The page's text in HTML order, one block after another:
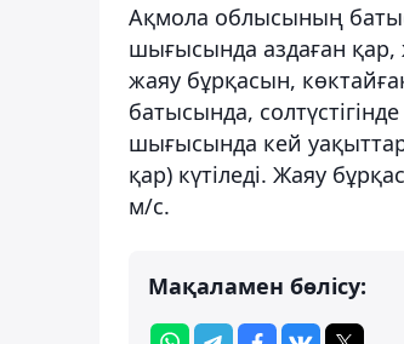
Ақмола облысының
шығысында аздаған
жаяу бұрқасын,
батысында,
шығысында кей
қар) күтіледі. Жаяу
м/с.
Мақаламен бөлісу: